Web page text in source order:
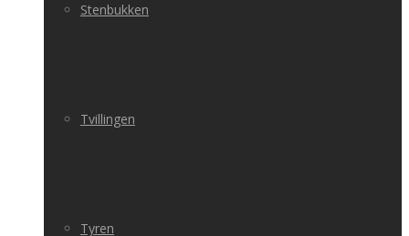
Stenbukken
Tvillingen
Tyren